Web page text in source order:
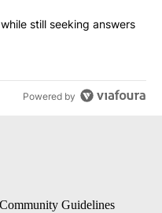
man dies while still
still seeking answers
Powered by
Community Guidelines